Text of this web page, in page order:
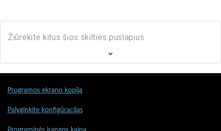
Žiūrėkite kitus šios skilties puslapius
Programos ekrano kopija
Palyginkite konfigūracijas